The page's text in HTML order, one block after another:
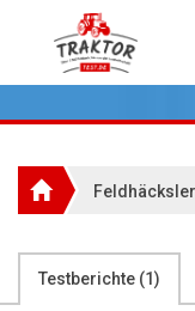
Feldhäcksler
Testberichte (1)